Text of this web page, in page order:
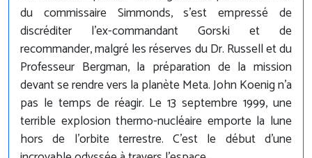
du commissaire Simmonds, s'est empressé de
discréditer l'ex-commandant Gorski et de
recommander, malgré les réserves du Dr. Russell et du
Professeur Bergman, la préparation de la mission
devant se rendre vers la planète Meta. John Koenig n'a
pas le temps de réagir. Le 13 septembre 1999, une
terrible explosion thermo-nucléaire emporte la lune
hors de l'orbite terrestre. C'est le début d'une